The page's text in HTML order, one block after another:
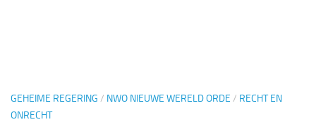
GEHEIME REGERING / NWO NIEUWE WERELD ORDE / RECHT EN
ONRECHT